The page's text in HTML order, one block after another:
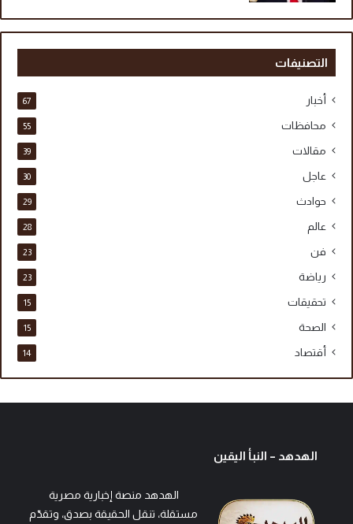
ي
ة
ا
ل
ك
ا
ا
ل
س
ت
ا
ج
التصنيفات
أخبار 67
محافظات 55
مقالات 39
عاجل 30
حوادث 29
عالم 28
فن 23
رياضة 23
تحقيقات 15
الصحة 15
أقتصاد 14
الهدهد – النبأ اليقين
الهدهد منصة إخبارية مصرية
مستقلة، تنقل الحقيقة بصدق، وتقدّم